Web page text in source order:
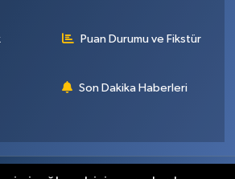
Puan Durumu ve Fikstür
Son Dakika Haberleri